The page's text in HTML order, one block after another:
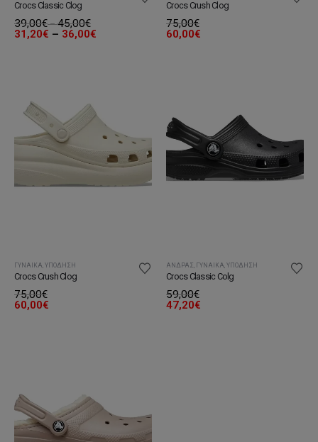
Crocs Classic Clog
39,00€ – 45,00€Price
range:
39,00€
31,20€ – 36,00€
Crocs Crush Clog
75,00€
60,00€
ΓΥΝΑΊΚΑ, ΥΠΌΔΗΣΗ
Crocs Crush Clog
75,00€
60,00€
ΆΝΔΡΑΣ, ΓΥΝΑΊΚΑ, ΥΠΌΔΗΣΗ
Crocs Classic Colg
59,00€
47,20€